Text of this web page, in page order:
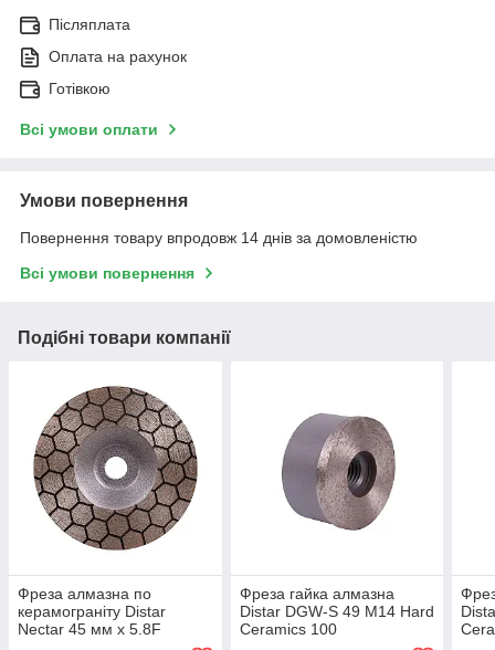
Післяплата
Оплата на рахунок
Готівкою
Всі умови оплати
Умови повернення
Повернення товару впродовж 14 днів за домовленістю
Всі умови повернення
Подібні товари компанії
Фреза алмазна по
керамограніту Distar
Nectar 45 мм x 5.8F
Фреза гайка алмазна
Distar DGW-S 49 M14 Hard
Ceramics 100